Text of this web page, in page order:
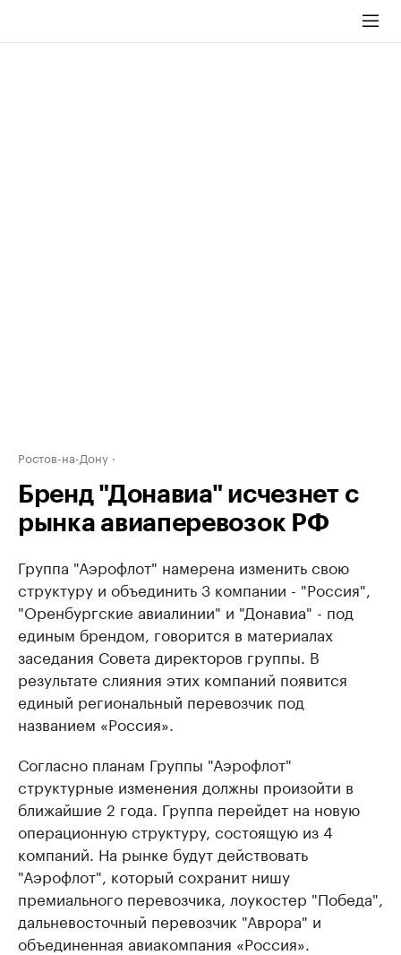
Ростов-на-Дону
Бренд "Донавиа" исчезнет с
рынка авиаперевозок РФ
Группа "Аэрофлот" намерена изменить свою
структуру и объединить ​3 компании - "Россия",
"Оренбургские авиалинии" и "Донавиа" - под
единым брендом, говорится в материалах
заседания Совета директоров группы. В
результате слияния этих компаний появится
единый региональный перевозчик под
названием «Россия».
Согласно планам Группы "Аэрофлот"
структурные изменения должны произойти в
ближайшие 2 года. Группа перейдет на новую
операционную структуру, состоящую из 4
компаний. На рынке будут действовать
"Аэрофлот", который сохранит нишу
премиального перевозчика, лоукостер "Победа",
дальневосточный перевозчик "Аврора" и
объединенная авиакомпания «Россия».